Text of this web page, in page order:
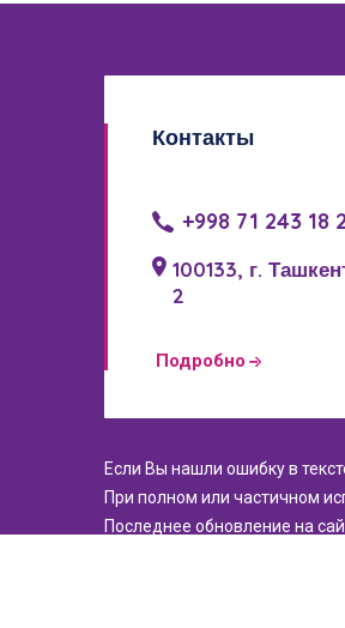
Контакты
+998 71 243 18
100133, г.
2
Подробно
Если Вы нашли ошибку в
При полном или частичном
Последнее обновление на